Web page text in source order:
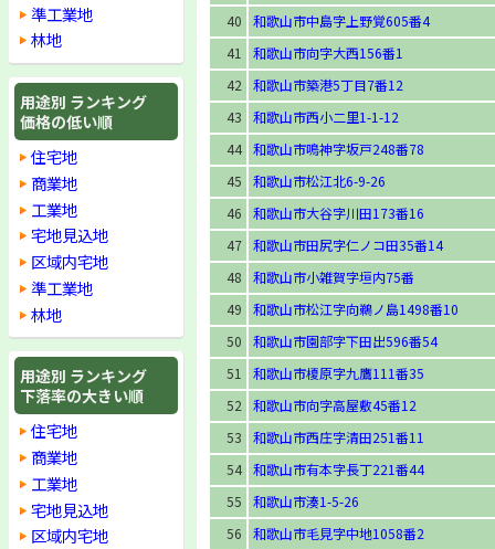
準工業地
林地
用途別 ランキング
価格の低い順
住宅地
商業地
工業地
宅地見込地
区域内宅地
準工業地
林地
用途別 ランキング
下落率の大きい順
住宅地
商業地
工業地
宅地見込地
区域内宅地
40
和歌山市中島字上野覚605番4
41
和歌山市向字大西156番1
42
和歌山市築港5丁目7番12
43
和歌山市西小二里1-1-12
44 和歌山市鳴神字坂戸248番78
45
和歌山市松江北6-9-26
46
和歌山市大谷字川田173番16
47 和歌山市田尻字仁ノコ田35番14
48
和歌山市小雑賀字垣内75番
49
和歌山市松江字向鵜ノ島1498番10
50
和歌山市園部字下田出596番54
51
和歌山市榎原字九鷹111番35
52
和歌山市向字高屋敷45番12
53
和歌山市西庄字清田251番11
54 和歌山市有本字長丁221番44
55
和歌山市湊1-5-26
56
和歌山市毛見字中地1058番2